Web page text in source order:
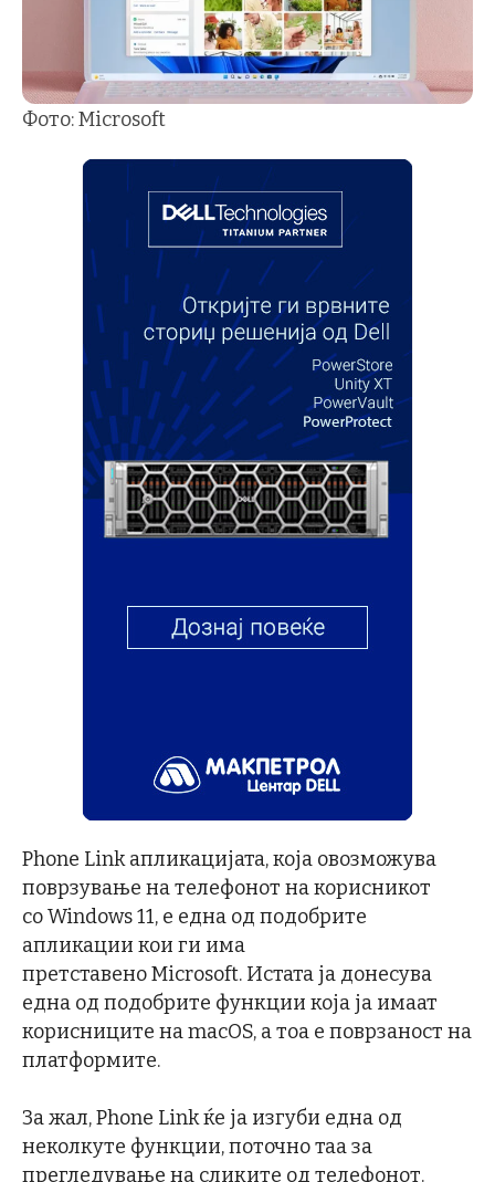
Фото: Microsoft
Phone Link апликацијата, која овозможува
поврзување на телефонот на корисникот
со Windows 11, е една од подобрите
апликации кои ги има
претставено Microsoft. Истата ја донесува
една од подобрите функции која ја имаат
корисниците на macOS, а тоа е поврзаност на
платформите.
За жал, Phone Link ќе ја изгуби една од
неколкуте функции, поточно таа за
прегледување на сликите од телефонот.